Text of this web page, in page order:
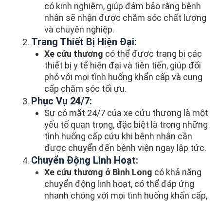
có kinh nghiệm, giúp đảm bảo rằng bệnh
nhân sẽ nhận được chăm sóc chất lượng
và chuyên nghiệp.
Trang Thiết Bị Hiện Đại:
Xe cứu thương có thể được trang bị các
thiết bị y tế hiện đại và tiên tiến, giúp đối
phó với mọi tình huống khẩn cấp và cung
cấp chăm sóc tối ưu.
Phục Vụ 24/7:
Sự có mặt 24/7 của xe cứu thương là một
yếu tố quan trọng, đặc biệt là trong những
tình huống cấp cứu khi bệnh nhân cần
được chuyển đến bệnh viện ngay lập tức.
Chuyển Động Linh Hoạt:
Xe cứu thương ở Bình Long có khả năng
chuyển động linh hoạt, có thể đáp ứng
nhanh chóng với mọi tình huống khẩn cấp,